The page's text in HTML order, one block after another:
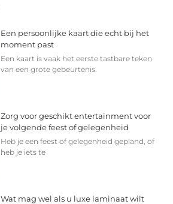
Een persoonlijke kaart die echt bij het
moment past
Een kaart is vaak het eerste tastbare teken
van een grote gebeurtenis.
Zorg voor geschikt entertainment voor
je volgende feest of gelegenheid
Heb je een feest of gelegenheid gepland, of
heb je iets te
Wat mag wel als u luxe laminaat wilt